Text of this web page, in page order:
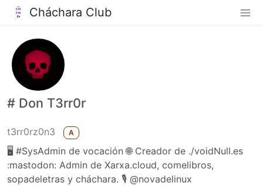
Cháchara Club
# Don T3rr0r
t3rr0rz0n3 A
🖥️ #SysAdmin de vocación 🌐 Creador de ./voidNull.es
:mastodon: Admin de Xarxa.cloud, comelibros,
sopadeletras y cháchara. 🎙 @novadelinux